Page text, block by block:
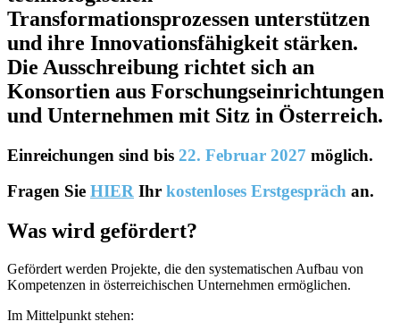
Transformationsprozessen unterstützen
und ihre Innovationsfähigkeit stärken.
Die Ausschreibung richtet sich an
Konsortien aus Forschungseinrichtungen
und Unternehmen mit Sitz in Österreich.
Einreichungen sind bis 22. Februar 2027 möglich.
Fragen Sie HIER Ihr kostenloses Erstgespräch an.
Was wird gefördert?
Gefördert werden Projekte, die den systematischen Aufbau von
Kompetenzen in österreichischen Unternehmen ermöglichen.
Im Mittelpunkt stehen: